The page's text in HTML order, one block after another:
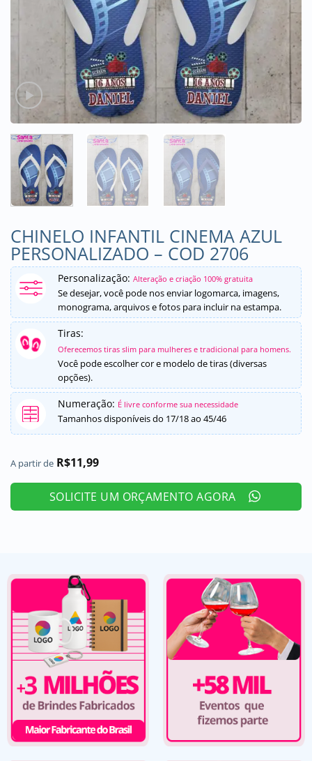
CHINELO INFANTIL CINEMA AZUL
PERSONALIZADO – COD 2706
Personalização: Alteração e criação 100% gratuita
Se desejar, você pode nos enviar logomarca, imagens,
monograma, arquivos e fotos para incluir na estampa.
Tiras:
Oferecemos tiras slim para mulheres e tradicional para homens.
Você pode escolher cor e modelo de tiras (diversas
opções).
Numeração: É livre conforme sua necessidade
Tamanhos disponíveis do 17/18 ao 45/46
A partir de R$11,99
SOLICITE UM ORÇAMENTO AGORA